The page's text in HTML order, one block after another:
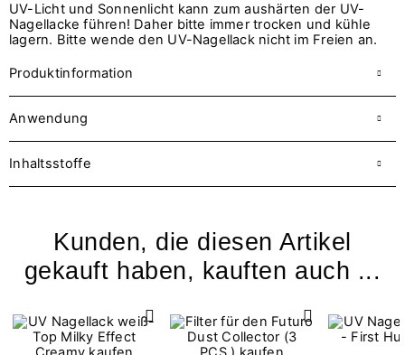
UV-Licht und Sonnenlicht kann zum aushärten der UV-
Nagellacke führen! Daher bitte immer trocken und kühle
lagern. Bitte wende den UV-Nagellack nicht im Freien an.
Produktinformation
Anwendung
Inhaltsstoffe
Kunden, die diesen Artikel
gekauft haben, kauften auch ...